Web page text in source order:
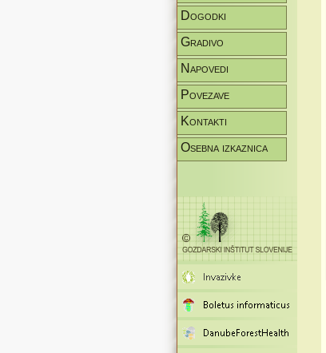
Dogodki
Gradivo
Napovedi
Povezave
Kontakti
Osebna izkaznica